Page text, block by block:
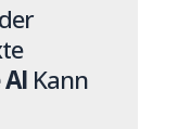
Kann